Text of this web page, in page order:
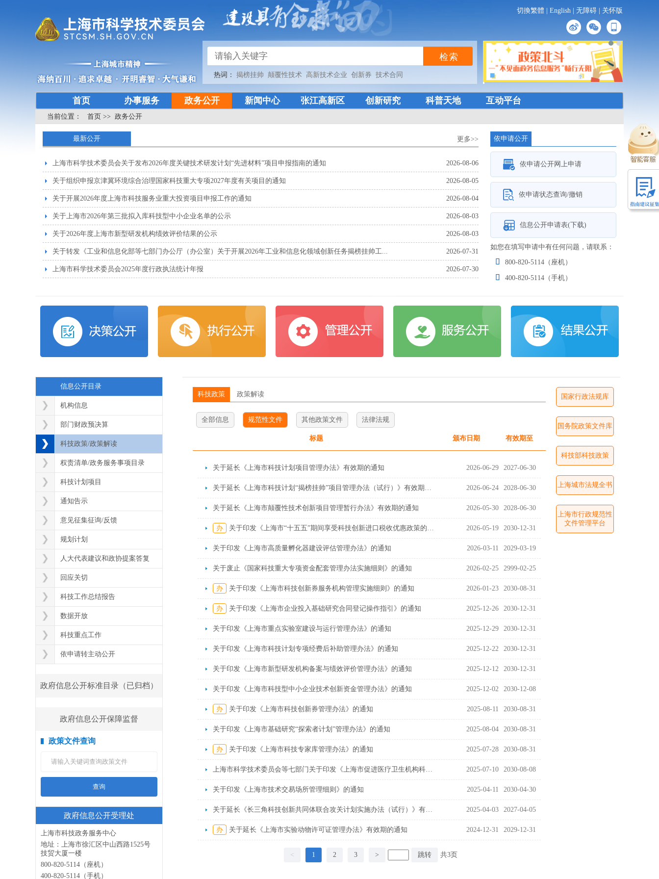
热词： 揭榜挂帅 颠覆性技术 高新技术企业 创新券 技术合同
切換繁體 English 无障碍 关怀版
首页 办事服务 政务公开 新闻中心 张江高新区 创新研究 科普天地 互动平台
当前位置： 首页 >> 政务公开
最新公开 更多>>
2026-08-06
上海市科学技术委员会关于发布2026年度关键技术研发计划“先进材料”项目申报指南的通知
2026-08-05
关于组织申报京津冀环境综合治理国家科技重大专项2027年度有关项目的通知
2026-08-04
关于开展2026年度上海市科技服务业重大投资项目申报工作的通知
2026-08-03
关于上海市2026年第三批拟入库科技型中小企业名单的公示
2026-08-03
关于2026年度上海市新型研发机构绩效评价结果的公示
2026-07-31
关于转发《工业和信息化部等七部门办公厅（办公室）关于开展2026年工业和信息化领域创新任务揭榜挂帅工...
2026-07-30
上海市科学技术委员会2025年度行政执法统计年报
依申请公开
依申请公开网上申请
依申请状态查询/撤销
信息公开申请表(下载)
如您在填写申请中有任何问题，请联系：
 800-820-5114（座机）
 400-820-5114（手机）
信息公开目录
机构信息
部门财政预决算
科技政策/政策解读
权责清单/政务服务事项目录
科技计划项目
通知告示
意见征集征询/反馈
规划计划
人大代表建议和政协提案答复
回应关切
科技工作总结报告
数据开放
科技重点工作
依申请转主动公开
政府信息公开标准目录（已归档）
政府信息公开保障监督
政策文件查询
查询
政府信息公开受理处
上海市科技政务服务中心
地址：上海市徐汇区中山西路1525号
技贸大厦一楼
800-820-5114（座机）
400-820-5114（手机）
科技政策 政策解读
全部信息 规范性文件 其他政策文件 法律法规
标题 颁布日期 有效期至
2027-06-30
2026-06-29
关于延长《上海市科技计划项目管理办法》有效期的通知
2028-06-30
2026-06-24
关于延长《上海市科技计划“揭榜挂帅”项目管理办法（试行）》有效期的通知
2028-06-30
2026-05-30
关于延长《上海市颠覆性技术创新项目管理暂行办法》有效期的通知
2030-12-31
2026-05-19
办 关于印发《上海市“十五五”期间享受科技创新进口税收优惠政策的科研机构名单核定办法》的通知
2029-03-19
2026-03-11
关于印发《上海市高质量孵化器建设评估管理办法》的通知
2999-02-25
2026-02-25
关于废止《国家科技重大专项资金配套管理办法实施细则》的通知
2030-08-31
2026-01-23
办 关于印发《上海市科技创新券服务机构管理实施细则》的通知
2030-12-31
2025-12-26
办 关于印发《上海市企业投入基础研究合同登记操作指引》的通知
2030-12-31
2025-12-29
关于印发《上海市重点实验室建设与运行管理办法》的通知
2030-12-31
2025-12-22
关于印发《上海市科技计划专项经费后补助管理办法》的通知
2030-12-31
2025-12-12
关于印发《上海市新型研发机构备案与绩效评价管理办法》的通知
2030-12-08
2025-12-02
关于印发《上海市科技型中小企业技术创新资金管理办法》的通知
2030-08-31
2025-08-11
办 关于印发《上海市科技创新券管理办法》的通知
2030-08-31
2025-08-04
关于印发《上海市基础研究“探索者计划”管理办法》的通知
2030-08-31
2025-07-28
办 关于印发《上海市科技专家库管理办法》的通知
2030-08-08
2025-07-10
上海市科学技术委员会等七部门关于印发《上海市促进医疗卫生机构科技成果转化操作细则》的通知
2030-04-30
2025-04-11
关于印发《上海市技术交易场所管理细则》的通知
2027-04-05
2025-04-03
关于延长《长三角科技创新共同体联合攻关计划实施办法（试行）》有效期的通知
2029-12-31
2024-12-31
办 关于延长《上海市实验动物许可证管理办法》有效期的通知
< 1 2 3 > 跳转 共3页
国家行政法规库
国务院政策文件库
科技部科技政策
上海城市法规全书
上海市行政规范性
文件管理平台